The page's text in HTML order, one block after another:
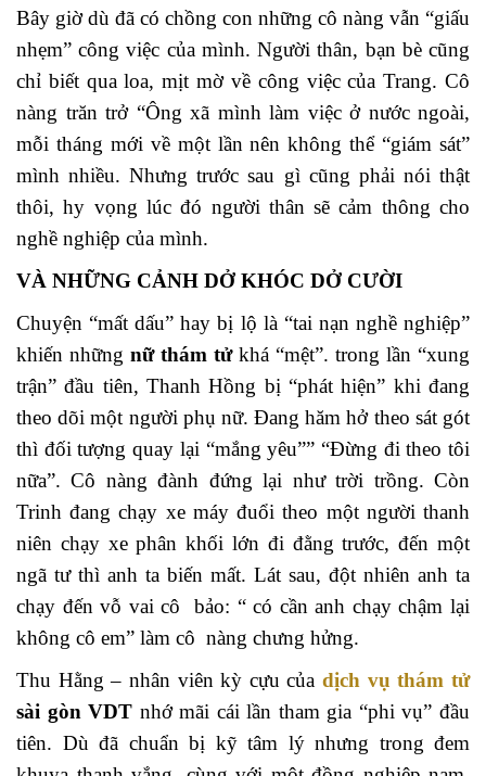
Bây giờ dù đã có chồng con những cô nàng vẫn “giấu
nhẹm” công việc của mình. Người thân, bạn bè cũng
chỉ biết qua loa, mịt mờ về công việc của Trang. Cô
nàng trăn trở “Ông xã mình làm việc ở nước ngoài,
mỗi tháng mới về một lần nên không thể “giám sát”
mình nhiều. Nhưng trước sau gì cũng phải nói thật
thôi, hy vọng lúc đó người thân sẽ cảm thông cho
nghề nghiệp của mình.
VÀ NHỮNG CẢNH DỞ KHÓC DỞ CƯỜI
Chuyện “mất dấu” hay bị lộ là “tai nạn nghề nghiệp”
khiến những nữ thám tửkhá “mệt”. trong lần “xung
trận” đầu tiên, Thanh Hồng bị “phát hiện” khi đang
theo dõi một người phụ nữ. Đang hăm hở theo sát gót
thì đối tượng quay lại “mắng yêu”” “Đừng đi theo tôi
nữa”. Cô nàng đành đứng lại như trời trồng. Còn
Trinh đang chạy xe máy đuổi theo một người thanh
niên chạy xe phân khối lớn đi đằng trước, đến một
ngã tư thì anh ta biến mất. Lát sau, đột nhiên anh ta
chạy đến vỗ vai cô bảo: “ có cần anh chạy chậm lại
không cô em” làm cô nàng chưng hửng.
Thu Hằng – nhân viên kỳ cựu củadịch vụ thám tử
sài gòn VDT nhớ mãi cái lần tham gia “phi vụ” đầu
tiên. Dù đã chuẩn bị kỹ tâm lý nhưng trong đem